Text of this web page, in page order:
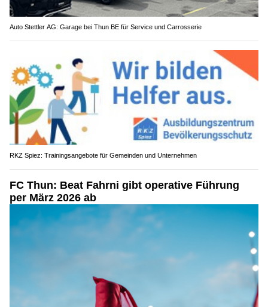
Auto Stettler AG: Garage bei Thun BE für Service und Carrosserie
RKZ Spiez: Trainingsangebote für Gemeinden und Unternehmen
FC Thun: Beat Fahrni gibt operative Führung
per März 2026 ab